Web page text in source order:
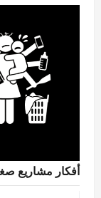
أفكار مشاريع